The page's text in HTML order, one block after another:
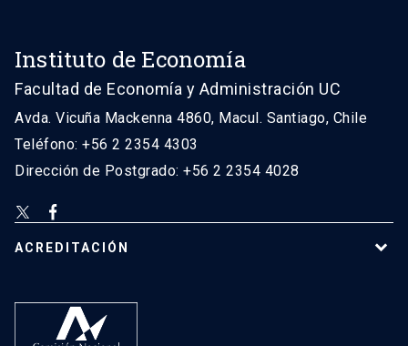
Instituto de Economía
Facultad de Economía y Administración UC
Avda. Vicuña Mackenna 4860, Macul. Santiago, Chile
Teléfono: +56 2 2354 4303
Dirección de Postgrado: +56 2 2354 4028
ACREDITACIÓN